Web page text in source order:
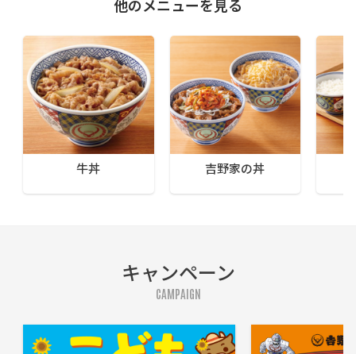
他のメニューを見る
牛丼 吉野家の丼
キャンペーン
CAMPAIGN